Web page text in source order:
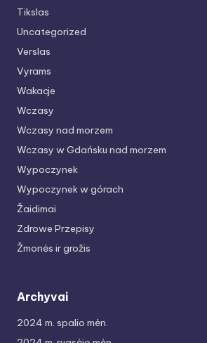
Tikslas
Uncategorized
Verslas
Vyrams
Wakacje
Wczasy
Wczasy nad morzem
Wczasy w Gdańsku nad morzem
Wypoczynek
Wypoczynek w górach
Žaidimai
Zdrowe Przepisy
Žmonės ir grožis
Archyvai
2024 m. spalio mėn.